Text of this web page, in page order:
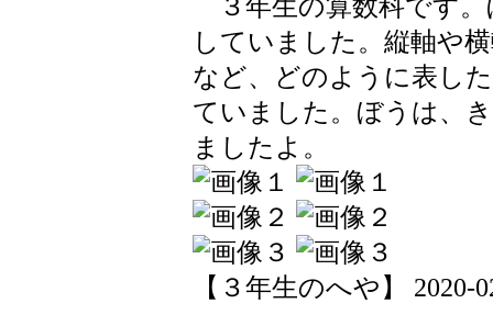
３年生の算数科です
していました。縦軸や
など、どのように表し
ていました。ぼうは、
ましたよ。
【３年生のへや】 2020-